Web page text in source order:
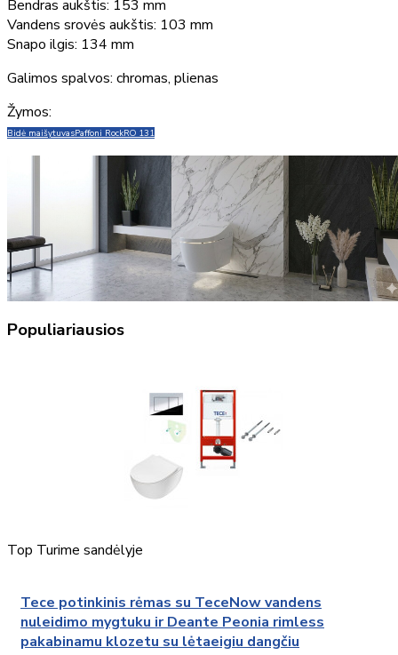
Bendras aukštis: 153 mm
Vandens srovės aukštis: 103 mm
Snapo ilgis: 134 mm
Galimos spalvos: chromas, plienas
Žymos:
Bidė maišytuvasPaffoni RockRO 131
Populiariausios
Top Turime sandėlyje
Tece potinkinis rėmas su TeceNow vandens
nuleidimo mygtuku ir Deante Peonia rimless
pakabinamu klozetu su lėtaeigiu dangčiu